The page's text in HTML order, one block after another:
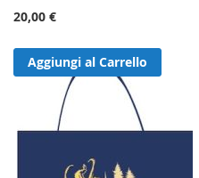
20,00 €
Aggiungi al Carrello